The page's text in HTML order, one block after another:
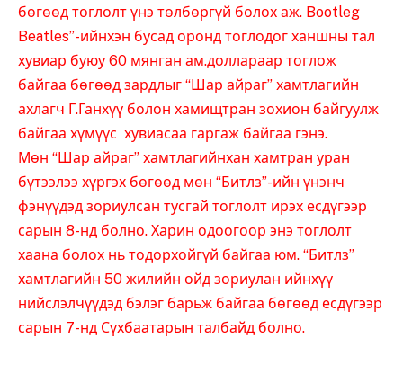
бөгөөд тоглолт үнэ төлбөргүй болох аж. Bootleg
Beatles”-ийнхэн бусад оронд тоглодог ханшны тал
хувиар буюу 60 мянган ам.доллараар тоглож
байгаа бөгөөд зардлыг “Шар айраг” хамтлагийн
ахлагч Г.Ганхүү болон хамищтран зохион байгуулж
байгаа хүмүүс хувиасаа гаргаж байгаа гэнэ.
Мөн “Шар айраг” хамтлагийнхан хамтран уран
бүтээлээ хүргэх бөгөөд мөн “Битлз”-ийн үнэнч
фэнүүдэд зориулсан тусгай тоглолт ирэх есдүгээр
сарын 8-нд болно. Харин одоогоор энэ тоглолт
хаана болох нь тодорхойгүй байгаа юм. “Битлз”
хамтлагийн 50 жилийн ойд зориулан ийнхүү
нийслэлчүүдэд бэлэг барьж байгаа бөгөөд есдүгээр
сарын 7-нд Сүхбаатарын талбайд болно.